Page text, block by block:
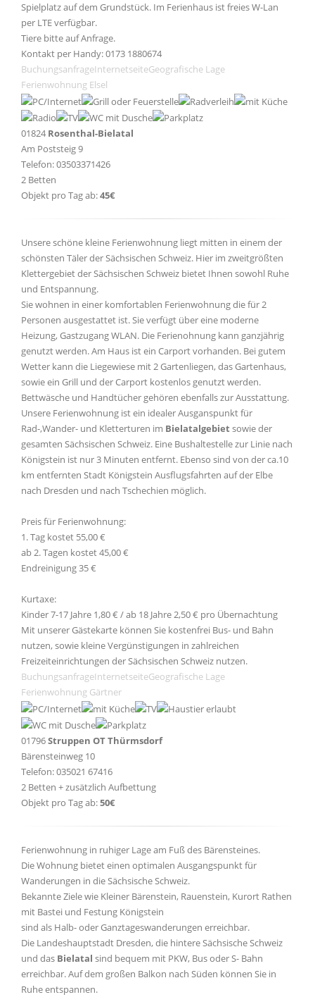
Spielplatz auf dem Grundstück. Im Ferienhaus ist freies W-Lan
per LTE verfügbar.
Tiere bitte auf Anfrage.
Kontakt per Handy: 0173 1880674
BuchungsanfrageInternetseiteGeografische Lage
Ferienwohnung Elsel
01824 Rosenthal-Bielatal
Am Poststeig 9
Telefon: 03503371426
2 Betten
Objekt pro Tag ab:45€
Unsere schöne kleine Ferienwohnung liegt mitten in einem der
schönsten Täler der Sächsischen Schweiz. Hier im zweitgrößten
Klettergebiet der Sächsischen Schweiz bietet Ihnen sowohl Ruhe
und Entspannung.
Sie wohnen in einer komfortablen Ferienwohnung die für 2
Personen ausgestattet ist. Sie verfügt über eine moderne
Heizung, Gastzugang WLAN. Die Ferienohnung kann ganzjährig
genutzt werden. Am Haus ist ein Carport vorhanden. Bei gutem
Wetter kann die Liegewiese mit 2 Gartenliegen, das Gartenhaus,
sowie ein Grill und der Carport kostenlos genutzt werden.
Bettwäsche und Handtücher gehören ebenfalls zur Ausstattung.
Unsere Ferienwohnung ist ein idealer Ausganspunkt für
Rad-,Wander- und Kletterturen im Bielatalgebiet sowie der
gesamten Sächsischen Schweiz. Eine Bushaltestelle zur Linie nach
Königstein ist nur 3 Minuten entfernt. Ebenso sind von der ca.10
km entfernten Stadt Königstein Ausflugsfahrten auf der Elbe
nach Dresden und nach Tschechien möglich.
Preis für Ferienwohnung:
1. Tag kostet 55,00 €
ab 2. Tagen kostet 45,00 €
Endreinigung 35 €
Kurtaxe:
Kinder 7-17 Jahre 1,80 € / ab 18 Jahre 2,50 € pro Übernachtung
Mit unserer Gästekarte können Sie kostenfrei Bus- und Bahn
nutzen, sowie kleine Vergünstigungen in zahlreichen
Freizeiteinrichtungen der Sächsischen Schweiz nutzen.
BuchungsanfrageInternetseiteGeografische Lage
Ferienwohnung Gärtner
01796Struppen OT Thürmsdorf
Bärensteinweg 10
Telefon: 035021 67416
2 Betten + zusätzlich Aufbettung
Objekt pro Tag ab:50€
Ferienwohnung in ruhiger Lage am Fuß des Bärensteines.
Die Wohnung bietet einen optimalen Ausgangspunkt für
Wanderungen in die Sächsische Schweiz.
Bekannte Ziele wie Kleiner Bärenstein, Rauenstein, Kurort Rathen
mit Bastei und Festung Königstein
sind als Halb- oder Ganztageswanderungen erreichbar.
Die Landeshauptstadt Dresden, die hintere Sächsische Schweiz
und das Bielatal sind bequem mit PKW, Bus oder S- Bahn
erreichbar. Auf dem großen Balkon nach Süden können Sie in
Ruhe entspannen.